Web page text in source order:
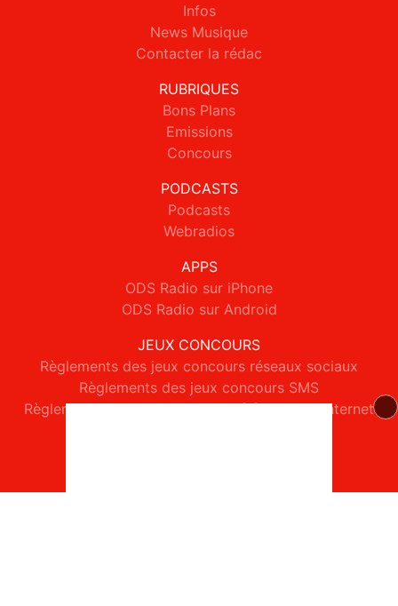
Infos
News Musique
Contacter la rédac
RUBRIQUES
Bons Plans
Emissions
Concours
PODCASTS
Podcasts
Webradios
APPS
ODS Radio sur iPhone
ODS Radio sur Android
JEUX CONCOURS
Règlements des jeux concours réseaux sociaux
Règlements des jeux concours SMS
Règlements des jeux concours téléphone et internet